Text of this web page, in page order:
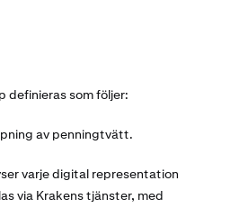
definieras som följer:
av penningtvätt.
varje digital representation
via Krakens tjänster, med